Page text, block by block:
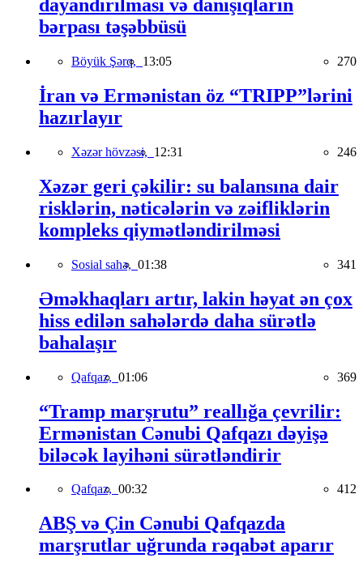
dayandırılması və danışıqların
bərpası təşəbbüsü
Böyük Şərq, 13:05 270
İran və Ermənistan öz “TRIPP”lərini
hazırlayır
Xəzər hövzəsi, 12:31 246
Xəzər geri çəkilir: su balansına dair
risklərin, nəticələrin və zəifliklərin
kompleks qiymətləndirilməsi
Sosial sahə, 01:38 341
Əməkhaqları artır, lakin həyat ən çox
hiss edilən sahələrdə daha sürətlə
bahalaşır
Qafqaz, 01:06 369
“Tramp marşrutu” reallığa çevrilir:
Ermənistan Cənubi Qafqazı dəyişə
biləcək layihəni sürətləndirir
Qafqaz, 00:32 412
ABŞ və Çin Cənubi Qafqazda
marşrutlar uğrunda rəqabət aparır